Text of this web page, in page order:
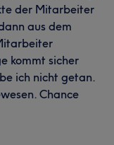
der Mitarbeiter
aus dem
kommt sicher
ich nicht getan.
Chance